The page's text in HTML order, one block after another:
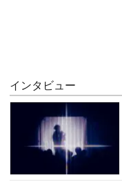
インタビュー